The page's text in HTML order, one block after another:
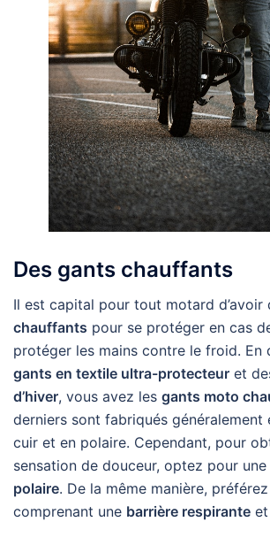
Des gants chauffants
Il est capital pour tout motard d’avoir
chauffants pour se protéger en cas
protéger les mains contre le froid. En
gants en textile ultra-protecteur et
d’hiver, vous avez les gants moto
derniers sont fabriqués généralement
cuir et en polaire. Cependant, pour
sensation de douceur, optez pour une
polaire. De la même manière,
comprenant une barrière respirante et